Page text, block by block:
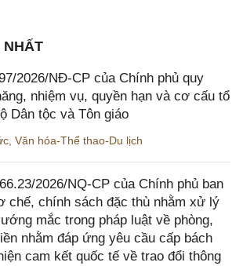
NHẤT
2026/NĐ-CP của Chính phủ quy
nhiệm vụ, quyền hạn và cơ cấu tổ
Dân tộc và Tôn giáo
Văn hóa-Thể thao-Du lịch
2026/NQ-CP của Chính phủ ban
chế, chính sách đặc thù nhằm xử lý
mắc trong pháp luật về phòng,
nhằm đáp ứng yêu cầu cấp bách
cam kết quốc tế về trao đổi thông